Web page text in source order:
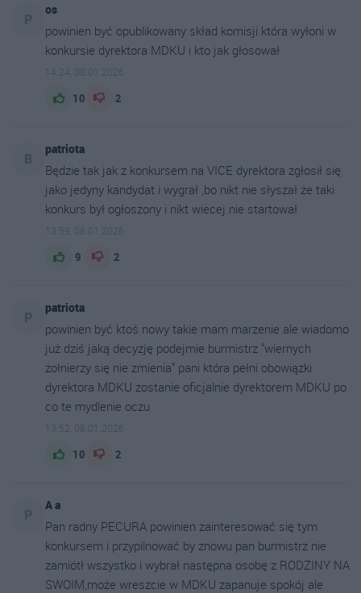
os
powinien być opublikowany skład komisji która wyłoni w
konkursie dyrektora MDKU i kto jak głosował
14:24, 08.01.2026
10 2
patriota
Będzie tak jak z konkursem na VICE dyrektora zgłosił się
jako jedyny kandydat i wygrał ,bo nikt nie słyszał że taki
konkurs był ogłoszony i nikt wiecej nie startował
13:59, 08.01.2026
9 2
patriota
powinien być ktoś nowy takie mam marzenie ale wiadomo
już dziś jaką decyzję podejmie burmistrz "wiernych
żołnierzy się nie zmienia" pani która pełni obowiązki
dyrektora MDKU zostanie oficjalnie dyrektorem MDKU po
co te mydlenie oczu
13:52, 08.01.2026
10 2
A a
Pan radny PECURA powinien zainteresować się tym
konkursem i przypilnować by znowu pan burmistrz nie
zamiótł wszystko i wybrał następna osobę z RODZINY NA
SWOIM,może wreszcie w MDKU zapanuje spokój ale